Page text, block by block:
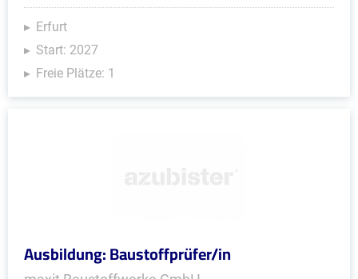
Erfurt
Start: 2027
Freie Plätze: 1
Ausbildung: Baustoffprüfer/in